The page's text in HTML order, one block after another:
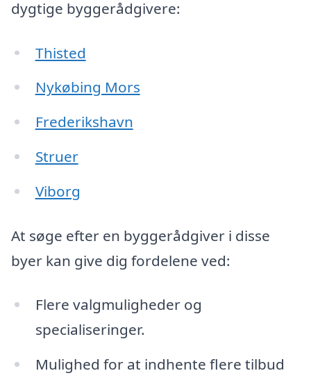
dygtige byggerådgivere:
Thisted
Nykøbing Mors
Frederikshavn
Struer
Viborg
At søge efter en byggerådgiver i disse
byer kan give dig fordelene ved:
Flere valgmuligheder og
specialiseringer.
Mulighed for at indhente flere tilbud